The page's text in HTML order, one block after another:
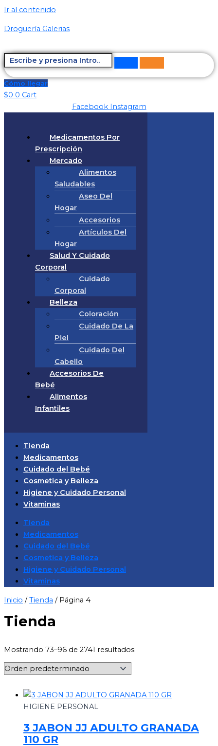
Ir al contenido
Droguería Galerias
Cómo llegar
$0 0 Cart
Facebook Instagram
Medicamentos Por
Prescripción
Mercado
Alimentos
Saludables
Aseo Del
Hogar
Accesorios
Artículos Del
Hogar
Salud Y Cuidado
Corporal
Cuidado
Corporal
Belleza
Coloración
Cuidado De La
Piel
Cuidado Del
Cabello
Accesorios De
Bebé
Alimentos
Infantiles
Tienda
Medicamentos
Cuidado del Bebé
Cosmetica y Belleza
Higiene y Cuidado Personal
Vitaminas
Tienda
Medicamentos
Cuidado del Bebé
Cosmetica y Belleza
Higiene y Cuidado Personal
Vitaminas
Inicio /Tienda / Página 4
Tienda
Mostrando 73–96 de 2741 resultados
HIGIENE PERSONAL
3 JABON JJ ADULTO GRANADA
110 GR